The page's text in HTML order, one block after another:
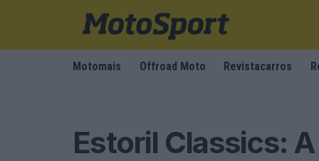
Motomais Offroad Moto Revistacarros
Estoril Classics: